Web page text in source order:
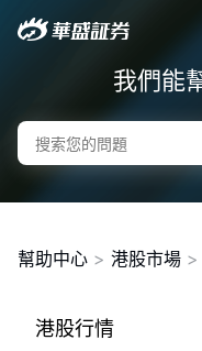
要聞
快訊
美股
港股
新股
我們能
幫助中心 > 港股市場 >
港股行情